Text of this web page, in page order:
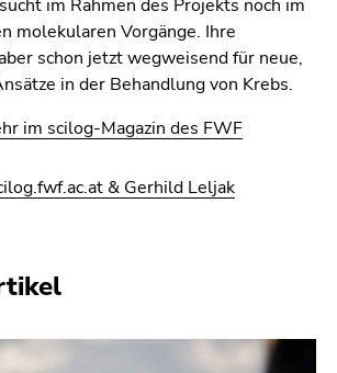
im Rahmen des Projekts noch im
molekularen Vorgänge. Ihre
schon jetzt wegweisend für neue,
in der Behandlung von Krebs.
im scilog-Magazin des FWF
& Gerhild Leljak